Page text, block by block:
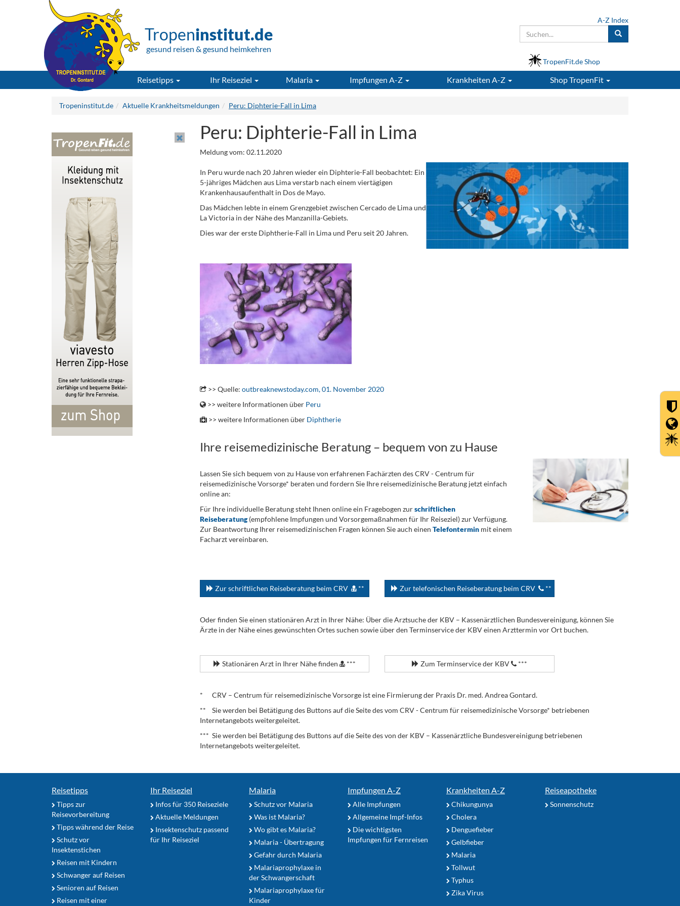
Tropeninstitut.de
gesund reisen & gesund heimkehren
A-Z Index
TropenFit.de Shop
Reisetipps Ihr Reiseziel Malaria Impfungen A-Z Krankheiten A-Z ShopTropenFit
Tropeninstitut.de Aktuelle Krankheitsmeldungen Peru: Diphterie-Fall in Lima
Peru: Diphterie-Fall in Lima
Meldung vom: 02.11.2020
In Peru wurde nach 20 Jahren wieder ein Diphterie-Fall beobachtet: Ein
5-jähriges Mädchen aus Lima verstarb nach einem viertägigen
Krankenhausaufenthalt in Dos de Mayo.
Das Mädchen lebte in einem Grenzgebiet zwischen Cercado de Lima und
La Victoria in der Nähe des Manzanilla-Gebiets.
Dies war der erste Diphtherie-Fall in Lima und Peru seit 20 Jahren.
>> Quelle: outbreaknewstoday.com, 01. November 2020
>> weitere Informationen über Peru
>> weitere Informationen über Diphtherie
Ihre reisemedizinische Beratung – bequem von zu Hause
Lassen Sie sich bequem von zu Hause von erfahrenen Fachärzten des CRV - Centrum für
reisemedizinische Vorsorge* beraten und fordern Sie Ihre reisemedizinische Beratung jetzt einfach
online an:
Für Ihre individuelle Beratung steht Ihnen online ein Fragebogen zurschriftlichen
Reiseberatung(empfohlene Impfungen und Vorsorgemaßnahmen für Ihr Reiseziel) zur Verfügung.
Zur Beantwortung Ihrer reisemedizinischen Fragen können Sie auch einen Telefonterminmit einem
Facharzt vereinbaren.
Zur schriftlichen Reiseberatung beim CRV ** Zur telefonischen Reiseberatung beim CRV **
Oder finden Sie einen stationären Arzt in Ihrer Nähe: Über die Arztsuche der KBV – Kassenärztlichen Bundesvereinigung, können Sie
Ärzte in der Nähe eines gewünschten Ortes suchen sowie über den Terminservice der KBV einen Arzttermin vor Ort buchen.
Stationären Arzt in Ihrer Nähe finden *** Zum Terminservice der KBV ***
* CRV – Centrum für reisemedizinische Vorsorge ist eine Firmierung der Praxis Dr. med. Andrea Gontard.
** Sie werden bei Betätigung des Buttons auf die Seite des vom CRV - Centrum für reisemedizinische Vorsorge* betriebenen
Internetangebots weitergeleitet.
*** Sie werden bei Betätigung des Buttons auf die Seite des von der KBV – Kassenärztliche Bundesvereinigung betriebenen
Internetangebots weitergeleitet.
Reisetipps
Tipps zur
Reisevorbereitung
Tipps während der Reise
Schutz vor
Insektenstichen
Reisen mit Kindern
Schwanger auf Reisen
Senioren auf Reisen
Reisen mit einer
Ihr Reiseziel
Infos für 350 Reiseziele
Aktuelle Meldungen
Insektenschutz passend
für Ihr Reiseziel
Malaria
Schutz vor Malaria
Was ist Malaria?
Wo gibt es Malaria?
Malaria - Übertragung
Gefahr durch Malaria
Malariaprophylaxe in
der Schwangerschaft
Malariaprophylaxe für
Kinder
Impfungen A-Z
Alle Impfungen
Allgemeine Impf-Infos
Die wichtigsten
Impfungen für Fernreisen
Krankheiten A-Z
Chikungunya
Cholera
Denguefieber
Gelbfieber
Malaria
Tollwut
Typhus
Zika Virus
Reiseapotheke
Sonnenschutz